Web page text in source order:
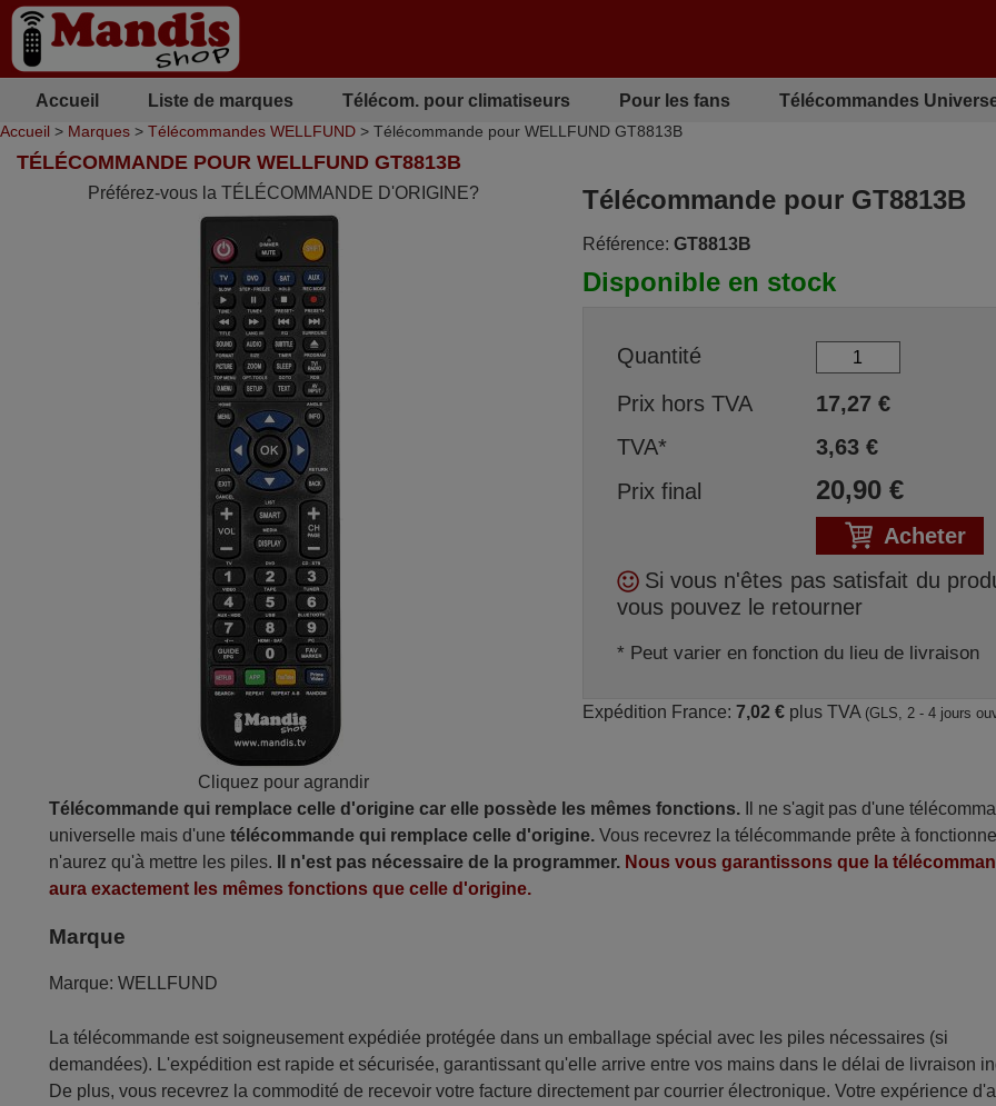
Accueil Liste de marques Télécom. pour climatiseurs Pour les fans Télécommandes
Accueil > Marques > Télécommandes WELLFUND > Télécommande pour WELLFUND GT8813B
TÉLÉCOMMANDE POUR WELLFUND GT8813B
Préférez-vous la TÉLÉCOMMANDE D'ORIGINE?
Cliquez pour agrandir
Télécommande pour GT8813B
Référence: GT8813B
Disponible en stock
Quantité
Prix hors TVA
17,27€
TVA*
3,63€
Prix final
20,90€
Acheter
Si vous n'êtes pas satisfait du
vous pouvez le retourner
* Peut varier en fonction du lieu de livraison
Expédition France: 7,02 €plus TVA (GLS, 2 - 4 jours
Télécommande qui remplace celle d'origine car elle possède les mêmes fonctions. Il ne s'agit pas d'une
universelle mais d'unetélécommande qui remplace celle d'origine. Vous recevrez la télécommande prête à
n'aurez qu'à mettre les piles.
Il n'est pas nécessaire de la programmer. Nous vous garantissons que la
aura exactement les mêmes fonctions que celle d'origine.
Marque
Marque: WELLFUND
La télécommande est soigneusement expédiée protégée dans un emballage spécial avec les piles nécessaires (si
demandées). L'expédition est rapide et sécurisée, garantissant qu'elle arrive entre vos mains dans le délai de livraison
De plus, vous recevrez la commodité de recevoir votre facture directement par courrier électronique. Votre expérience